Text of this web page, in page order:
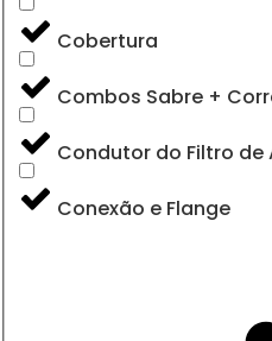
Cobertura
Combos Sabre +
Condutor do Filtro de
Conexão e Flange